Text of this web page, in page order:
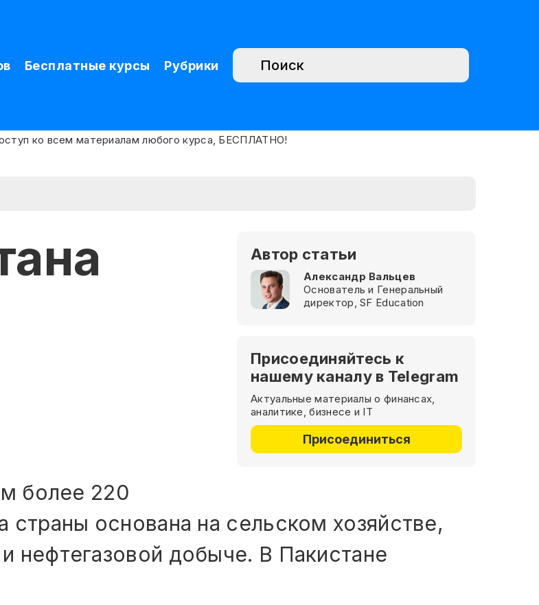
Бесплатные курсы Рубрики
Автор статьи
Александр Вальцев
Основатель и Генеральный
директор, SF Education
Присоединяйтесь к
нашему каналу в Telegram
Актуальные материалы о финансах,
аналитике, бизнесе и IT
Присоединиться
более 220
основана на сельском хозяйстве,
нефтегазовой добыче. В Пакистане